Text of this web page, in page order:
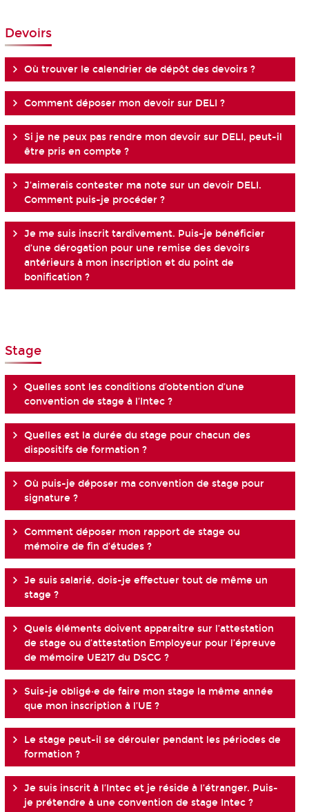
Devoirs
Où trouver le calendrier de dépôt des devoirs ?
Comment déposer mon devoir sur DELI ?
Si je ne peux pas rendre mon devoir sur DELI, peut-il
être pris en compte ?
J’aimerais contester ma note sur un devoir DELI.
Comment puis-je procéder ?
Je me suis inscrit tardivement. Puis-je bénéficier
d’une dérogation pour une remise des devoirs
antérieurs à mon inscription et du point de
bonification ?
Stage
Quelles sont les conditions d’obtention d’une
convention de stage à l’Intec ?
Quelles est la durée du stage pour chacun des
dispositifs de formation ?
Où puis-je déposer ma convention de stage pour
signature ?
Comment déposer mon rapport de stage ou
mémoire de fin d’études ?
Je suis salarié, dois-je effectuer tout de même un
stage ?
Quels éléments doivent apparaitre sur l’attestation
de stage ou d’attestation Employeur pour l’épreuve
de mémoire UE217 du DSCG ?
Suis-je obligé·e de faire mon stage la même année
que mon inscription à l’UE ?
Le stage peut-il se dérouler pendant les périodes de
formation ?
Je suis inscrit à l’Intec et je réside à l’étranger. Puis-
je prétendre à une convention de stage Intec ?